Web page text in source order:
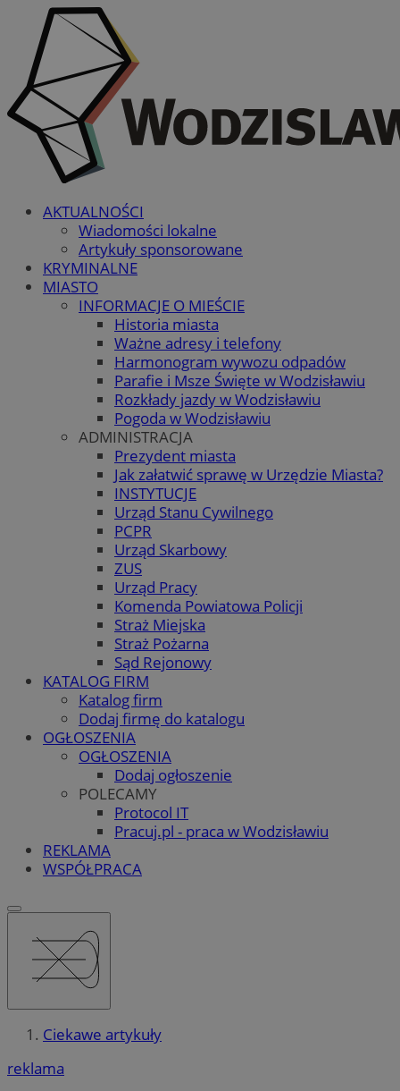
AKTUALNOŚCI
Wiadomości lokalne
Artykuły sponsorowane
KRYMINALNE
MIASTO
INFORMACJE O MIEŚCIE
Historia miasta
Ważne adresy i telefony
Harmonogram wywozu odpadów
Parafie i Msze Święte w Wodzisławiu
Rozkłady jazdy w Wodzisławiu
Pogoda w Wodzisławiu
ADMINISTRACJA
Prezydent miasta
Jak załatwić sprawę w Urzędzie Miasta?
INSTYTUCJE
Urząd Stanu Cywilnego
PCPR
Urząd Skarbowy
ZUS
Urząd Pracy
Komenda Powiatowa Policji
Straż Miejska
Straż Pożarna
Sąd Rejonowy
KATALOG FIRM
Katalog firm
Dodaj firmę do katalogu
OGŁOSZENIA
OGŁOSZENIA
Dodaj ogłoszenie
POLECAMY
Protocol IT
Pracuj.pl - praca w Wodzisławiu
REKLAMA
WSPÓŁPRACA
Ciekawe artykuły
reklama